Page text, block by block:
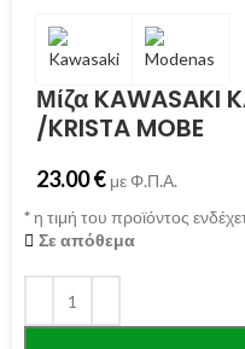
Μίζα KAWASAKI
/KRISTA MOBE
23.00€ με Φ.Π.Α.
*η τιμή του προϊόντος
Σε απόθεμα